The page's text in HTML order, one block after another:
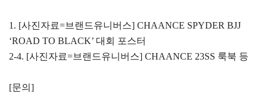
1. [사진자료=브랜드유니버스] CHAANCE SPYDER BJJ
‘ROAD TO BLACK’ 대회 포스터
2-4. [사진자료=브랜드유니버스] CHAANCE 23SS 룩북 등
[문의]